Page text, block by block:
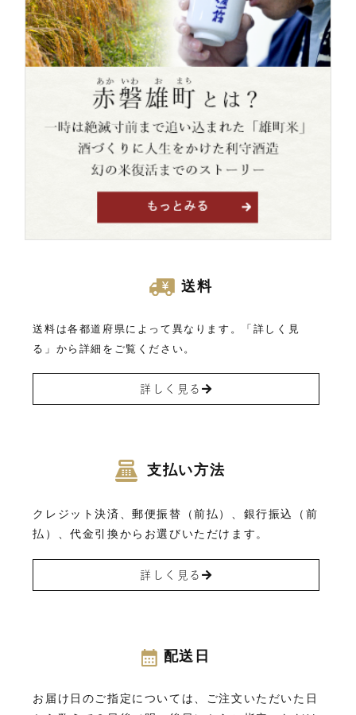
送料
送料は各都道府県によって異なります。「詳しく見
る」から詳細をご覧ください。
詳しく見る
支払い方法
クレジット決済、郵便振替（前払）、銀行振込（前
払）、代金引換からお選びいただけます。
詳しく見る
配送日
お届け日のご指定については、ご注文いただいた日